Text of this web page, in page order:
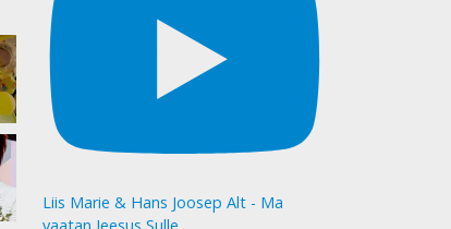
Liis Marie & Hans Joosep Alt - Ma